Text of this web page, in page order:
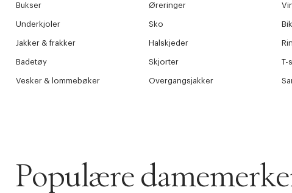
Bukser Øreringer
Underkjoler Sko
Jakker & frakker Halskjeder
Badetøy Skjorter T-
Vesker & lommebøker Overgangsjakker
Populære